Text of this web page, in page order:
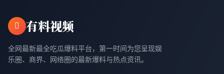
有料视频
全网最新最全吃瓜爆料平台，第一时间为您呈现娱
乐圈、商界、网络圈的最新爆料与热点资讯。